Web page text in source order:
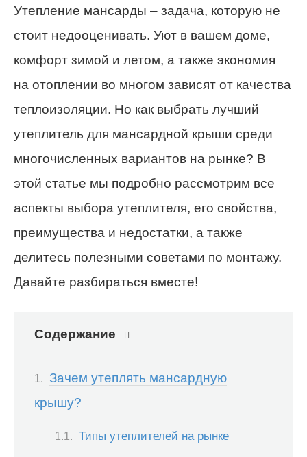
Утепление мансарды – задача, которую не
стоит недооценивать. Уют в вашем доме,
комфорт зимой и летом, а также экономия
на отоплении во многом зависят от качества
теплоизоляции. Но как выбрать лучший
утеплитель для мансардной крыши среди
многочисленных вариантов на рынке? В
этой статье мы подробно рассмотрим все
аспекты выбора утеплителя, его свойства,
преимущества и недостатки, а также
делитесь полезными советами по монтажу.
Давайте разбираться вместе!
Содержание
Зачем утеплять мансардную
крышу?
Типы утеплителей на рынке